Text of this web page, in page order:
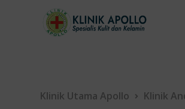
Klinik Utama Apollo Klinik